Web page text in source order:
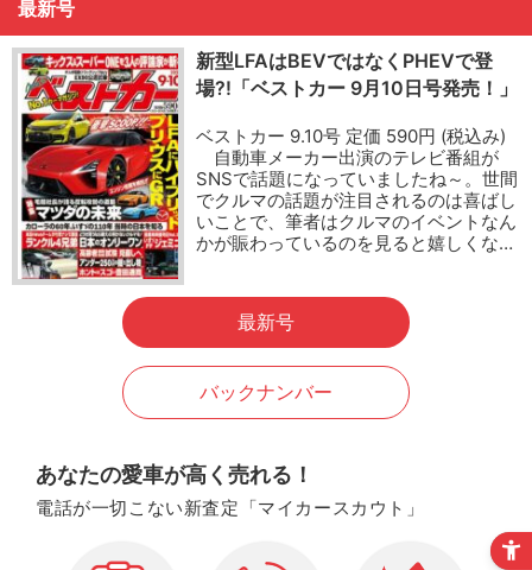
最新号
新型LFAはBEVではなくPHEVで登
場?!「ベストカー 9月10日号発売！」
ベストカー 9.10号 定価 590円 (税込み)
自動車メーカー出演のテレビ番組が
SNSで話題になっていましたね～。世間
でクルマの話題が注目されるのは喜ばし
いことで、筆者はクルマのイベントなん
かが賑わっているのを見ると嬉しくな…
最新号
バックナンバー
あなたの愛車が高く売れる！
電話が一切こない新査定「マイカースカウト」